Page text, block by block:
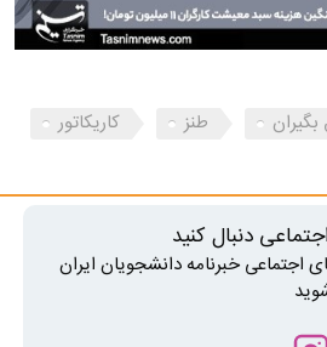
طنز
کاریکاتور
دنبال کنید
اجتماعی خبرنامه دانشجویان ایران